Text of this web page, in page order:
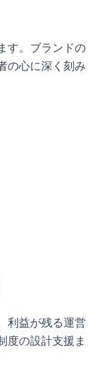
す。ブランドの
の心に深く刻み
利益が残る運営
度の設計支援ま